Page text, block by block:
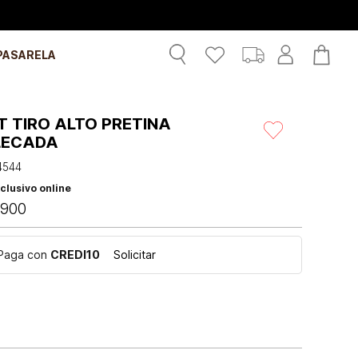
TIRO ALTO PRETINA
online
900
con CREDI10 Solicitar